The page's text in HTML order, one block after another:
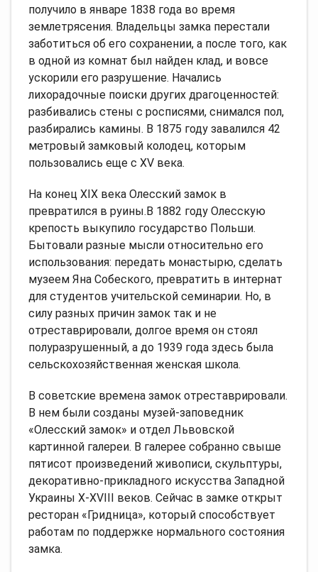
получило в январе 1838 года во время
землетрясения. Владельцы замка перестали
заботиться об его сохранении, а после того, как
в одной из комнат был найден клад, и вовсе
ускорили его разрушение. Начались
лихорадочные поиски других драгоценностей:
разбивались стены с росписями, снимался пол,
разбирались камины. В 1875 году завалился 42
метровый замковый колодец, которым
пользовались еще с XV века.
На конец ХІХ века Олесский замок в
превратился в руины.В 1882 году Олесскую
крепость выкупило государство Польши.
Бытовали разные мысли относительно его
использования: передать монастырю, сделать
музеем Яна Собеского, превратить в интернат
для студентов учительской семинарии. Но, в
силу разных причин замок так и не
отреставрировали, долгое время он стоял
полуразрушенный, а до 1939 года здесь была
сельскохозяйственная женская школа.
В советские времена замок отреставрировали.
В нем были созданы музей-заповедник
«Олесский замок» и отдел Львовской
картинной галереи. В галерее собранно свыше
пятисот произведений живописи, скульптуры,
декоративно-прикладного искусства Западной
Украины X-XVIII веков. Сейчас в замке открыт
ресторан «Гридница», который способствует
работам по поддержке нормального состояния
замка.